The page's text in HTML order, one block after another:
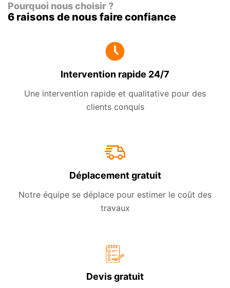
Pourquoi nous choisir ?
6 raisons de nous faire confiance
Intervention rapide 24/7
Une intervention rapide et qualitative pour des
clients conquis
Déplacement gratuit
Notre équipe se déplace pour estimer le coût des
travaux
Devis gratuit